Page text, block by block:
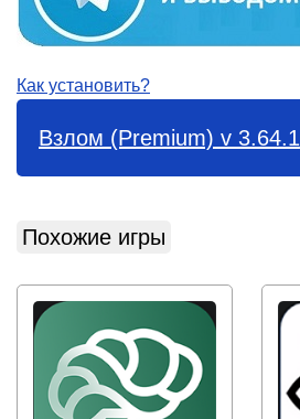
Как установить?
Взлом (Premium) v 3.64.1
Похожие игры